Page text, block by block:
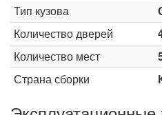
Тип кузова
Количество дверей
Количество мест
Страна сборки